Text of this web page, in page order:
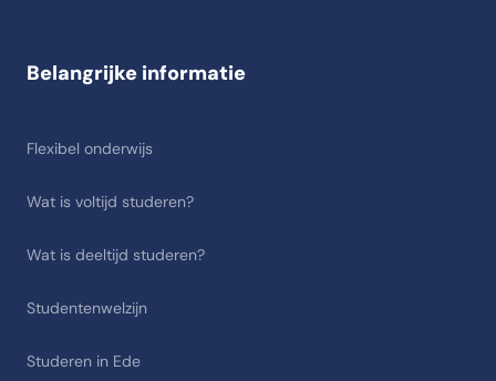
Belangrijke informatie
Flexibel onderwijs
Wat is voltijd studeren?
Wat is deeltijd studeren?
Studentenwelzijn
Studeren in Ede